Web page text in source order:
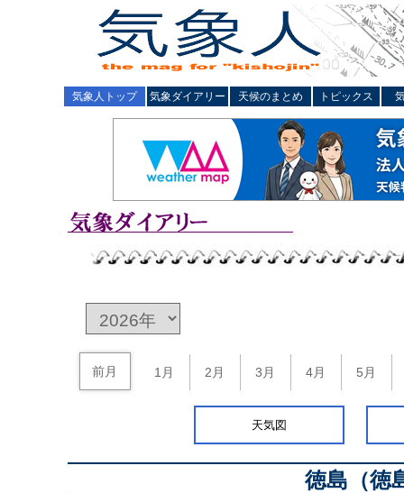
気象人トップ 気象ダイアリー 天候のまとめ トピックス
前月 1月 2月 3月 4月 5月
天気図
徳島（徳